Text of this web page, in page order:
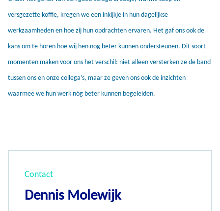
versgezette koffie, kregen we een inkijkje in hun dagelijkse
werkzaamheden en hoe zij hun opdrachten ervaren. Het gaf ons ook de
kans om te horen hoe wij hen nog beter kunnen ondersteunen. Dit soort
momenten maken voor ons het verschil: niet alleen versterken ze de band
tussen ons en onze collega’s, maar ze geven ons ook de inzichten
waarmee we hun werk nóg beter kunnen begeleiden.
Contact
Dennis Molewijk